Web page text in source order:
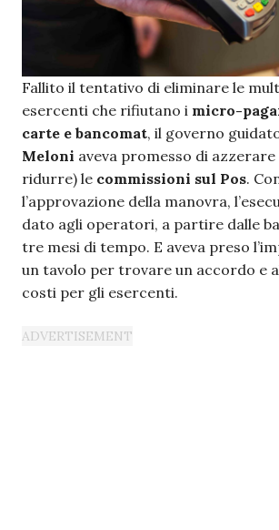
Fallito il tentativo di eliminare le
esercenti che rifiutano i micro-
carte e bancomat, il governo
Meloni aveva promesso di azzerare
ridurre) le commissioni sul Pos.
l’approvazione della manovra,
dato agli operatori, a partire dalle
tre mesi di tempo. E aveva preso
un tavolo per trovare un accordo e
costi per gli esercenti.